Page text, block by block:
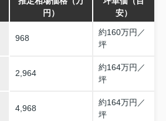
円）
安）
968
約160万円／
坪
2,964
約164万円／
坪
4,968
約164万円／
坪